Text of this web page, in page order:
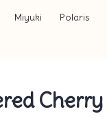
Miyuki Polaris
Cherry